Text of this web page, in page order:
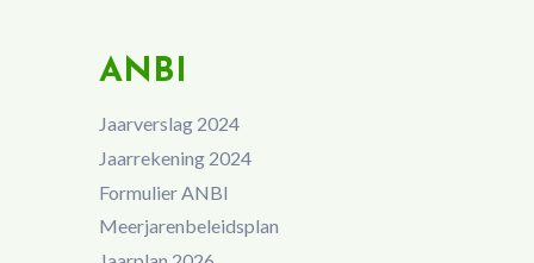
ANBI
Jaarverslag 2024
Jaarrekening 2024
Formulier ANBI
Meerjarenbeleidsplan